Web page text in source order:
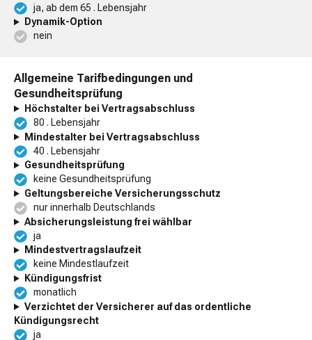
ja, ab dem 65 . Lebensjahr
Dynamik-Option
nein
Allgemeine Tarifbedingungen und
Gesundheitsprüfung
Höchstalter bei Vertragsabschluss
80 . Lebensjahr
Mindestalter bei Vertragsabschluss
40 . Lebensjahr
Gesundheitsprüfung
keine Gesundheitsprüfung
Geltungsbereiche Versicherungsschutz
nur innerhalb Deutschlands
Absicherungsleistung frei wählbar
ja
Mindestvertragslaufzeit
keine Mindestlaufzeit
Kündigungsfrist
monatlich
Verzichtet der Versicherer auf das ordentliche
Kündigungsrecht
ja